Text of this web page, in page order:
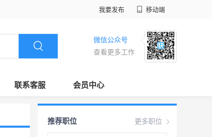
我要发布 移动端
微信公众号
查看更多工作
联系客服 会员中心
更多职位
推荐职位